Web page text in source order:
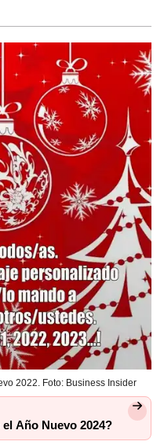
2022. Foto: Business Insider
Año Nuevo 2024?